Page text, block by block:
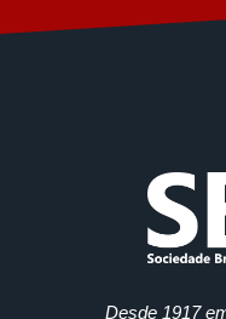
Desde 1917